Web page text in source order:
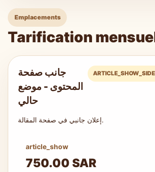
Emplacements
Tarification
جانب صفحة
المحتوى - موضع
حالي
إعلان جانبي في صفحة المقالة.
article_show
750.00 SAR